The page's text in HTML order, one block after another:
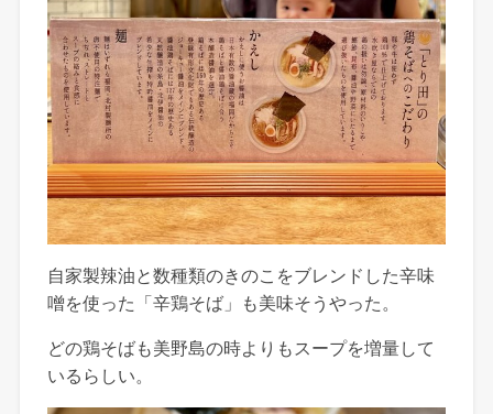
自家製辣油と数種類のきのこをブレンドした辛味
噌を使った「辛鶏そば」も美味そうやった。
どの鶏そばも美野島の時よりもスープを増量して
いるらしい。